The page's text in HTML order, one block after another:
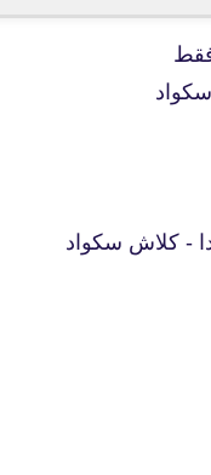
فقط
- كلاش سكواد